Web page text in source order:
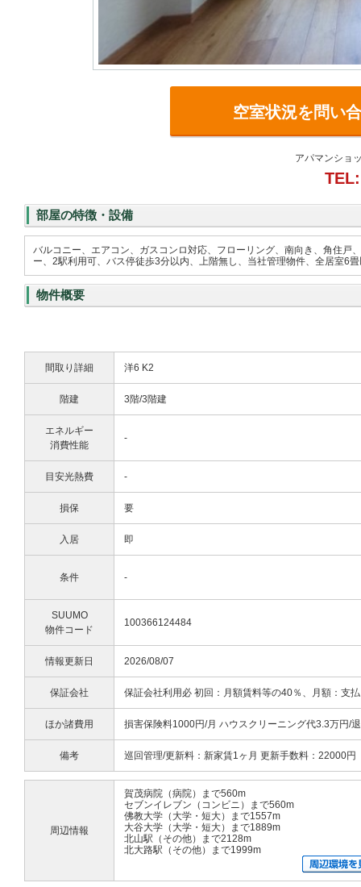
空室状況を問い
アパマンショ
部屋の特徴・設備
バルコニー、エアコン、ガスコンロ対応、フローリング、南向き、角住
ー、2駅利用可、バス停徒歩3分以内、上階無し、当社管理物件、全居室6
物件概要
間取り詳細 洋6 K2
階建 3階/3階建
エネルギー
消費性能
-
目安光熱費 -
損保 要
入居 即
条件 -
SUUMO
物件コード
100366124484
情報更新日 2026/08/07
保証会社 保証会社利用必 初回：月額賃料等の40％、月額：支
ほか諸費用 損害保険料1000円/月 ハウスクリーニング代3.3万円/
備考 巡回管理/更新料：新家賃1ヶ月 更新手数料：22000円
周辺情報
賀茂病院（病院）まで560m
セブンイレブン（コンビニ）まで560m
佛教大学（大学・短大）まで1557m
大谷大学（大学・短大）まで1889m
北山駅（その他）まで2128m
北大路駅（その他）まで1999m